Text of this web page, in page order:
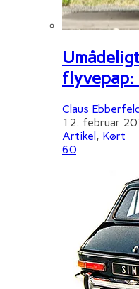
Claus
12. februar
Artikel, Kørt
60